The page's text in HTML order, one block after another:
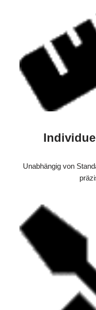
Unabhängig von